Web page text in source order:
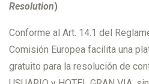
Resolution)
Conforme al Art. 14.1 del
Comisión Europea facilita una
gratuito para la resolución de